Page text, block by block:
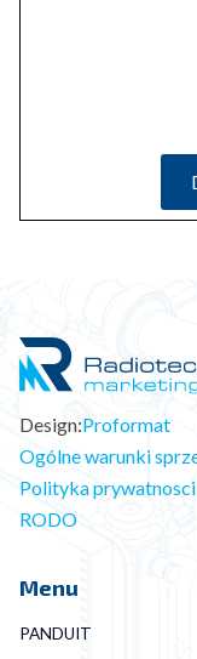
Design:Proformat
Ogólne warunki
Polityka prywatnosci
RODO
Menu
PANDUIT